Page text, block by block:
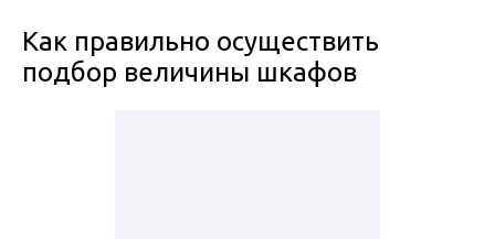
Как правильно осуществить
подбор величины шкафов